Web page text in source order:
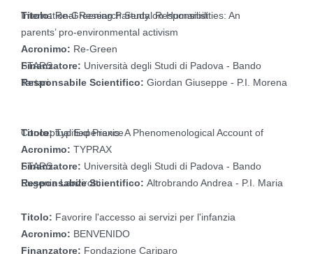
Titolo:
Re-Greening Parental Responsibilities: An International Research Study on Humanist
parents’ pro-environmental activism
Acronimo: Re-Green
Finanzatore:
Università degli Studi di Padova - Bando STARS
Responsabile Scientifico:
Giordan Giuseppe - P.I. Morena Tartari
Titolo:
Typified Praxis. A Phenomenological Account of Conceptual Experience
Acronimo: TYPRAX
Finanzatore:
Università degli Studi di Padova - Bando STARS
Responsabile Scientifico:
Altrobrando Andrea - P.I. Maria Eugenia Lanzirotti
Titolo: Favorire l'accesso ai servizi per l'infanzia
Acronimo: BENVENIDO
Finanzatore: Fondazione Cariparo